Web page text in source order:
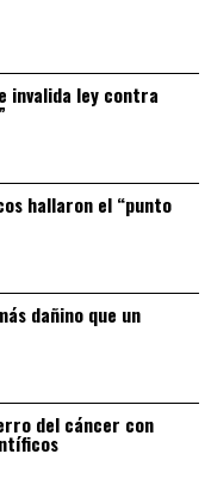
invalida ley contra
hallaron el “punto
dañino que un
del cáncer con